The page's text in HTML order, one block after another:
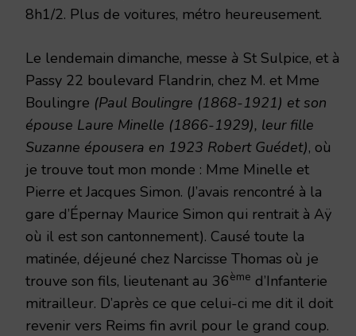
8h1/2. Plus de voitures, métro heureusement.
Le lendemain dimanche, messe à St Sulpice, et à
Passy 22 boulevard Flandrin, chez M. et Mme
Boulingre (Paul Boulingre (1868-1921) et son
épouse Laure Minelle (1866-1929), leur fille
Suzanne épousera en 1923 Robert Guédet), où
je trouve tout mon monde : Mme Minelle et
Pierre et Jacques Simon. (J’avais rencontré à la
gare d’Épernay Maurice Simon qui rentrait à Aÿ
où il est son cantonnement). Causé toute la
matinée, déjeuné chez Narcisse Thomas où je
trouve son fils, lieutenant au 36ème d’Infanterie
mitrailleur. D’après ce que celui-ci me dit il doit
revenir vers Reims fin avril pour le grand coup.